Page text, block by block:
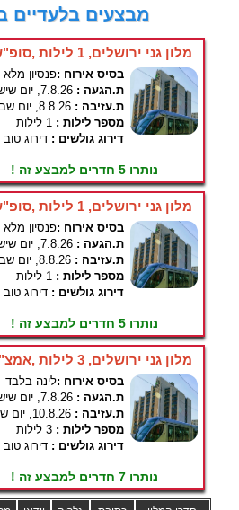
מבצעים בלעדיים
מלון גני ירושלים, 1 לילות ,סופ"ש
בסיס אירוח :פנסיון מלא
ת.הגעה : 7.8.26, יום שישי
ת.עזיבה : 8.8.26, יום שבת
מספר לילות : 1 לילות
דירוג גולשים : דירוג
נותרו 5 חדרים למבצע זה !
מלון גני ירושלים, 1 לילות ,סופ"ש
בסיס אירוח :פנסיון מלא
ת.הגעה : 7.8.26, יום שישי
ת.עזיבה : 8.8.26, יום שבת
מספר לילות : 1 לילות
דירוג גולשים : דירוג
נותרו 5 חדרים למבצע זה !
מלון גני ירושלים, 3 לילות ,אמצ"ש
בסיס אירוח :לינה בלבד
ת.הגעה : 7.8.26, יום שישי
ת.עזיבה : 10.8.26, יום שני
מספר לילות : 3 לילות
דירוג גולשים : דירוג
נותרו 7 חדרים למבצע זה !